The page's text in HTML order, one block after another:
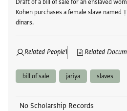
Draft of a bill of sale for an enslaved
Kohen purchases a female slave named
dinars.
Related People1 Related
bill of sale jariya slaves
No Scholarship Records